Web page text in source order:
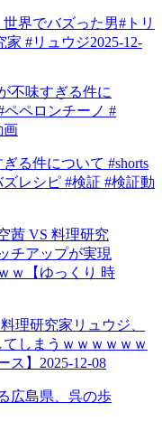
界でバズった男#トリ
家 #リュウジ2025-12-
る件について #shorts
レシピ #検証 #検証動
理研究家リュウジ、
しまうｗｗｗｗｗｗ
ス】 2025-12-08